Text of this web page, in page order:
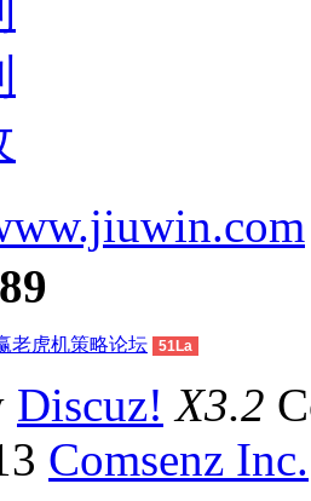
老虎机策略论坛 51La
Discuz! X3.2
Comsenz Inc.